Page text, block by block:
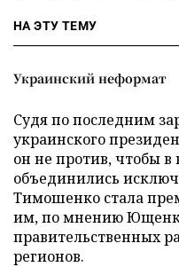
НА ЭТУ ТЕМУ
Украинский неформат
Судя по последним
украинского
он не против, чтобы
объединились
Тимошенко стала
им, по мнению
правительственных
регионов.